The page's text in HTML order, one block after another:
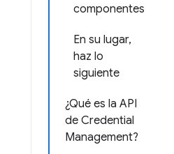
componentes
En su lugar,
haz lo
siguiente
¿Qué es la API
de Credential
Management?